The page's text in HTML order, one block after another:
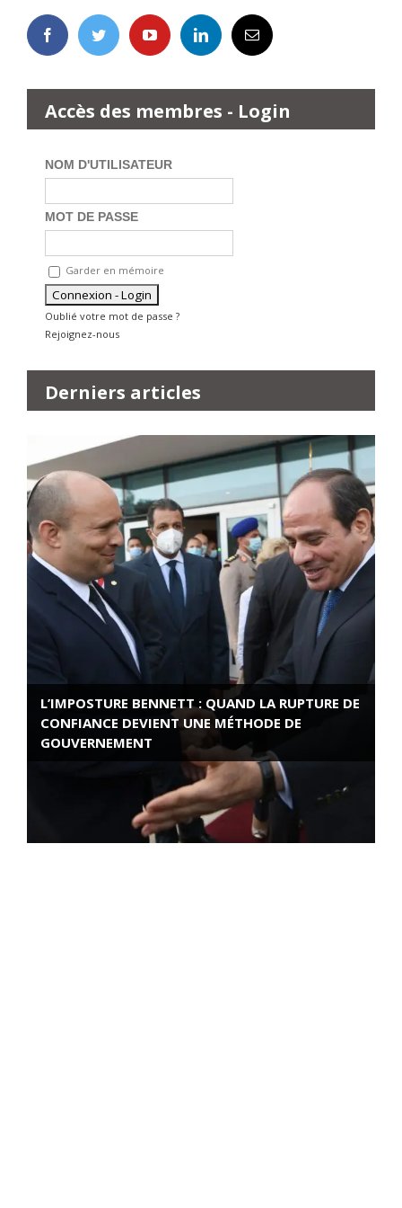
Accès des membres - Login
NOM D'UTILISATEUR
MOT DE PASSE
Garder en mémoire
Oublié votre mot de passe ?
Rejoignez-nous
Derniers articles
L’IMPOSTURE BENNETT : QUAND LA RUPTURE DE
CONFIANCE DEVIENT UNE MÉTHODE DE
GOUVERNEMENT
ROSE VALLAND, HEROÏNE DE LA RESISTANCE